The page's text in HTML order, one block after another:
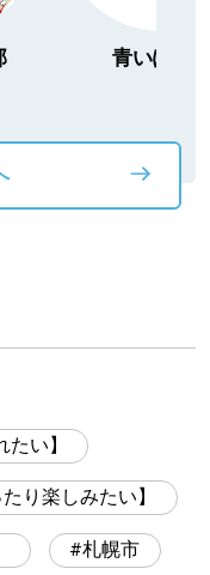
すと
「北海
い】
たり楽しみたい】
札幌市